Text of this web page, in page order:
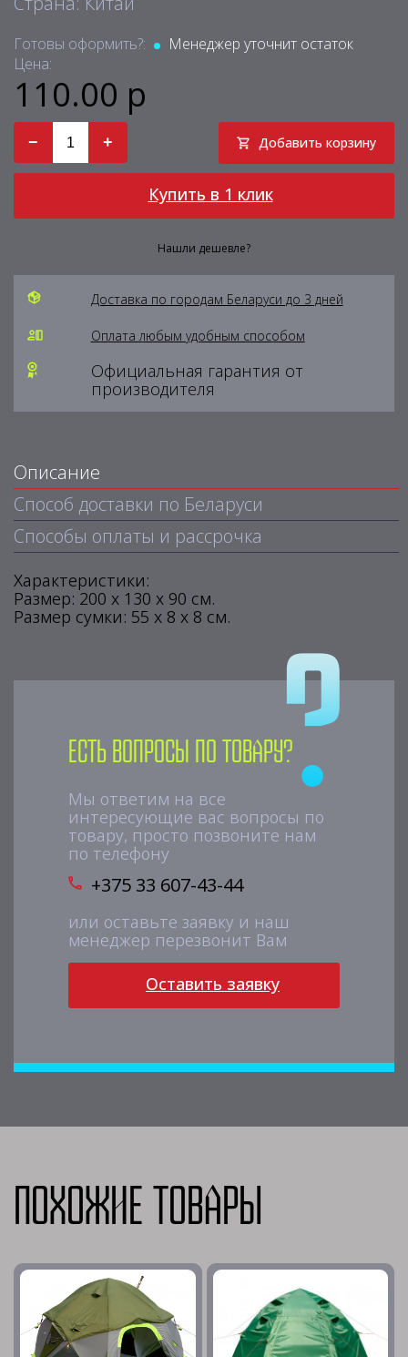
Готовы оформить?:
Менеджер уточнит остаток
Цена:
110.00 р
− + Добавить корзину
Купить в 1 клик
Нашли дешевле?
Доставка по городам Беларуси до 3 дней
Оплата любым удобным способом
Официальная гарантия от
производителя
Описание
Способ доставки по Беларуси
Способы оплаты и рассрочка
Характеристики:
Размер: 200 х 130 х 90 см.
Размер сумки: 55 х 8 х 8 см.
Есть вопросы по товару?
Мы ответим на все
интересующие вас вопросы по
товару, просто позвоните нам
по телефону
+375 33 607-43-44
или оставьте заявку и наш
менеджер перезвонит Вам
Оставить заявку
Похожие товары